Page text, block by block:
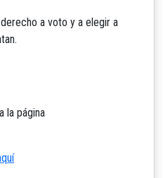
a voto y a elegir a
la página